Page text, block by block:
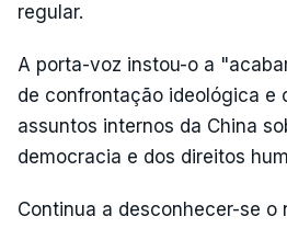
regular.
A porta-voz instou-o a
de confrontação ideológica e
assuntos internos da China
democracia e dos direitos
Continua a desconhecer-se o